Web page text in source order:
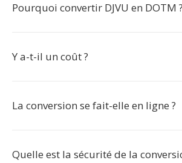
Pourquoi convertir DJVU en DOTM ?
Y a-t-il un coût ?
La conversion se fait-elle en ligne ?
Quelle est la sécurité de la